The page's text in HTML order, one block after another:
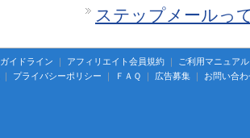
ステップメールっ
ガイドライン ｜ アフィリエイト会員規約 ｜ ご利用マニュアル
｜ プライバシーポリシー ｜ ＦＡＱ ｜ 広告募集 ｜ お問い合わ